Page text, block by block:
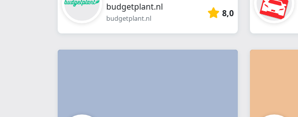
budgetplant.nl
budgetplant.nl 8,0